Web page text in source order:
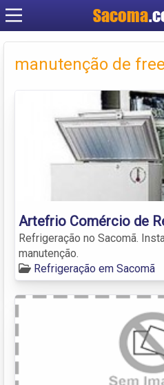
Sacoma
manutenção de
Artefrio Comércio de
Refrigeração no Sacomã.
manutenção.
Refrigeração em Sacomã